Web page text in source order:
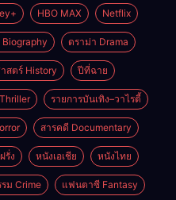
HBO MAX Netflix
ดราม่า Drama
สตร์ History ปีที่ฉาย
รายการบันเทิง–วาไรตี้
สารคดี Documentary
รั่ง หนังเอเชีย หนังไทย
ม Crime แฟนตาซี Fantasy